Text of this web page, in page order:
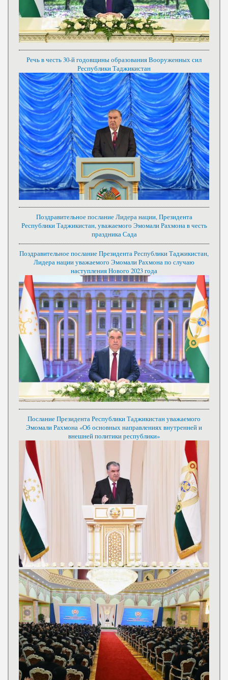
Речь в честь 30-й годовщины образования Вооруженных сил
Республики Таджикистан
Поздравительное послание Лидера нации, Президента
Республики Таджикистан, уважаемого Эмомали Рахмона в честь
праздника Сада
Поздравительное послание Президента Республики Таджикистан,
Лидера нации уважаемого Эмомали Рахмона по случаю
наступления Нового 2023 года
Послание Президента Республики Таджикистан уважаемого
Эмомали Рахмона «Об основных направлениях внутренней и
внешней политики республики»